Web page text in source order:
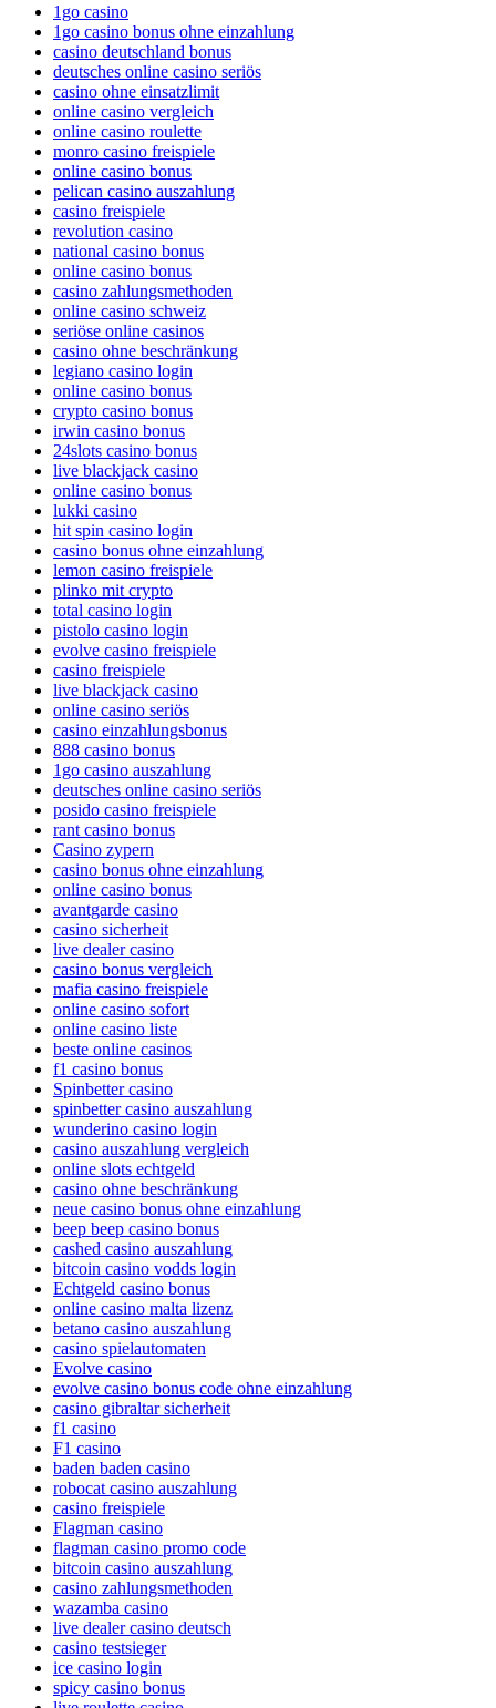
1go casino
1go casino bonus ohne einzahlung
casino deutschland bonus
deutsches online casino seriös
casino ohne einsatzlimit
online casino vergleich
online casino roulette
monro casino freispiele
online casino bonus
pelican casino auszahlung
casino freispiele
revolution casino
national casino bonus
online casino bonus
casino zahlungsmethoden
online casino schweiz
seriöse online casinos
casino ohne beschränkung
legiano casino login
online casino bonus
crypto casino bonus
irwin casino bonus
24slots casino bonus
live blackjack casino
online casino bonus
lukki casino
hit spin casino login
casino bonus ohne einzahlung
lemon casino freispiele
plinko mit crypto
total casino login
pistolo casino login
evolve casino freispiele
casino freispiele
live blackjack casino
online casino seriös
casino einzahlungsbonus
888 casino bonus
1go casino auszahlung
deutsches online casino seriös
posido casino freispiele
rant casino bonus
Casino zypern
casino bonus ohne einzahlung
online casino bonus
avantgarde casino
casino sicherheit
live dealer casino
casino bonus vergleich
mafia casino freispiele
online casino sofort
online casino liste
beste online casinos
f1 casino bonus
Spinbetter casino
spinbetter casino auszahlung
wunderino casino login
casino auszahlung vergleich
online slots echtgeld
casino ohne beschränkung
neue casino bonus ohne einzahlung
beep beep casino bonus
cashed casino auszahlung
bitcoin casino vodds login
Echtgeld casino bonus
online casino malta lizenz
betano casino auszahlung
casino spielautomaten
Evolve casino
evolve casino bonus code ohne einzahlung
casino gibraltar sicherheit
f1 casino
F1 casino
baden baden casino
robocat casino auszahlung
casino freispiele
Flagman casino
flagman casino promo code
bitcoin casino auszahlung
casino zahlungsmethoden
wazamba casino
live dealer casino deutsch
casino testsieger
ice casino login
spicy casino bonus